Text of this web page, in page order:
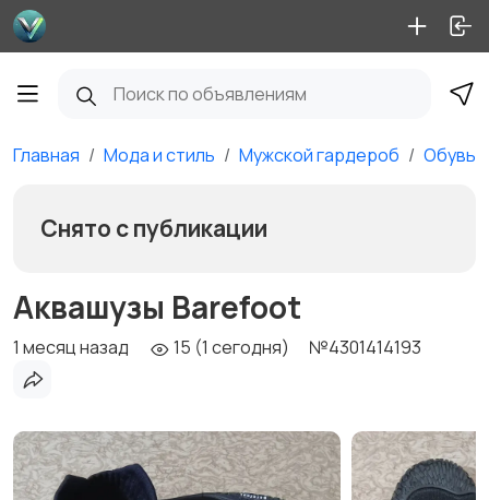
Главная Мода и стиль Мужской гардероб Обувь
Снято с публикации
Аквашузы Barefoot
1 месяц назад 15 (1 сегодня) №4301414193